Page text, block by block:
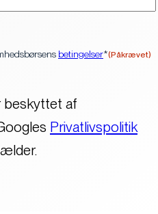
betingelser*(Påkrævet)
beskyttet af
Privatlivspolitik